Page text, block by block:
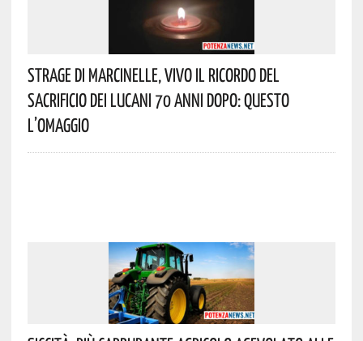
Strage Di Marcinelle, Vivo Il Ricordo Del
Sacrificio Dei Lucani 70 Anni Dopo: Questo
L’omaggio